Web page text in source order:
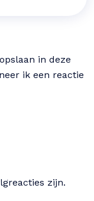
in deze
ik een reactie
zijn.